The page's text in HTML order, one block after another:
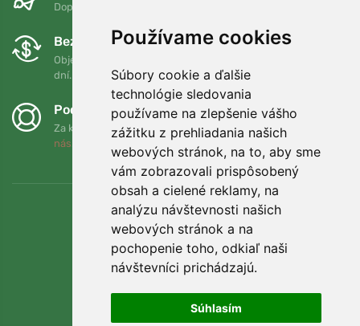
Používame cookies
Súbory cookie a ďalšie
technológie sledovania
používame na zlepšenie vášho
zážitku z prehliadania našich
webových stránok, na to, aby sme
vám zobrazovali prispôsobený
obsah a cielené reklamy, na
analýzu návštevnosti našich
webových stránok a na
pochopenie toho, odkiaľ naši
návštevníci prichádzajú.
Súhlasím
Doprava zadarmo pri objednávkach nad 75 EUR
Bezplatná výmena a vrátenie tovaru
Objednávku môžete kedykoľvek vrátiť alebo vymeniť do 90
dní.
Podporujeme Trees.org
Za každú objednávku zasadíme strom! Prečítajte si viac
nás